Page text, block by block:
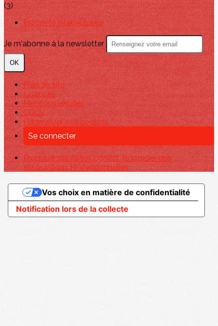
(3)
Propriété intellectuelle
Je m'abonne à la newsletter
OK
Plan du site
Licences
Mentions légales
CGUV
Paramétrer vos cookies
Se connecter
Propulsé par AssoConnect, le logiciel des
associations Professionnelles
Notification lors de la collecte
Vos choix en matière de confidentialité